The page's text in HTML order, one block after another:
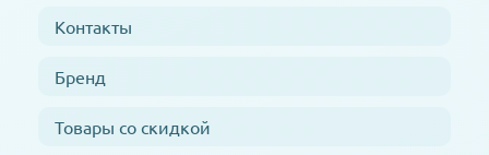
Контакты
Бренд
Товары со скидкой